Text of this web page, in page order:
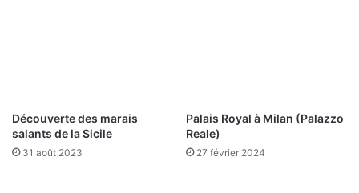
Découverte des marais
salants de la Sicile
31 août 2023
Palais Royal à Milan (Palazzo
Reale)
27 février 2024